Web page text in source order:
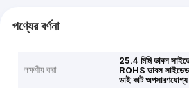
পণ্যের বর্ণনা
লক্ষণীয় করা
25.4 মিমি ডাবল
ROHS ডাবল সাইডেড
ডাই কাট অপসারণযোগ্য